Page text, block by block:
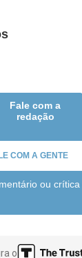
Fale com a
redação
COM A GENTE
ou
o